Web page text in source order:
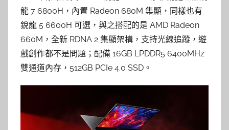
龍 7 6800H，內置 Radeon 680M 集顯，同樣也有
銳龍 5 6600H 可選，與之搭配的是 AMD Radeon
660M，全新 RDNA 2 集顯架構，支持光線追蹤，遊
戲創作都不是問題；配備 16GB LPDDR5 6400MHz
雙通道內存，512GB PCIe 4.0 SSD。